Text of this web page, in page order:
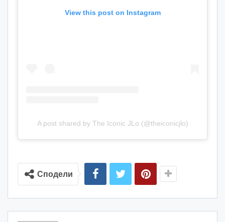
View this post on Instagram
A post shared by The Iconic JLo (@theiconicjlo)
Сподели